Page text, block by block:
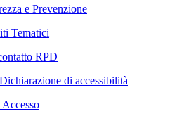
e Prevenzione
Tematici
RPD
Dichiarazione di accessibilità
Accesso